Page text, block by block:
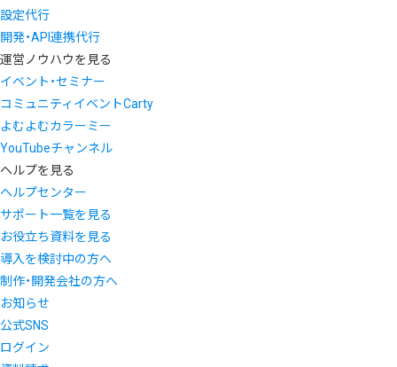
設定代行
開発・API連携代行
運営ノウハウを見る
イベント・セミナー
コミュニティイベントCarty
よむよむカラーミー
YouTubeチャンネル
ヘルプを見る
ヘルプセンター
サポート一覧を見る
お役立ち資料を見る
導入を検討中の方へ
制作・開発会社の方へ
お知らせ
公式SNS
ログイン